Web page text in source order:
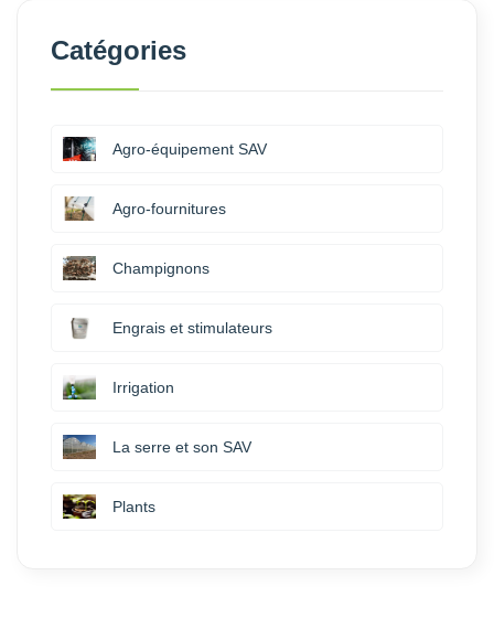
Catégories
Agro-équipement SAV
Agro-fournitures
Champignons
Engrais et stimulateurs
Irrigation
La serre et son SAV
Plants